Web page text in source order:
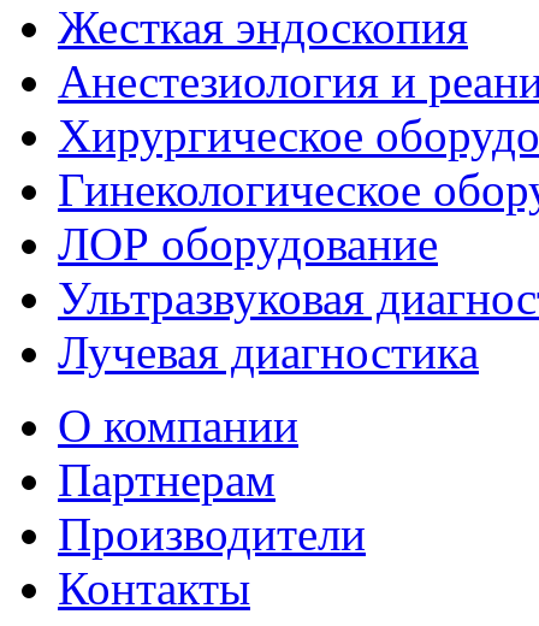
Жесткая эндоскопия
Анестезиология и
Хирургическое
Гинекологическое
ЛОР оборудование
Ультразвуковая
Лучевая диагностика
О компании
Партнерам
Производители
Контакты